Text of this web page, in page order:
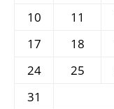
10
11
17
18
24
25
31